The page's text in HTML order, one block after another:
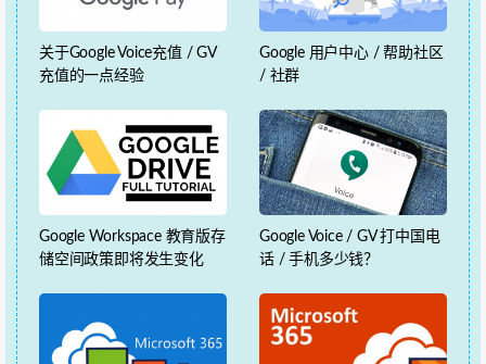
关于Google Voice充值 / GV
充值的一点经验
Google 用户中心 / 帮助社区
/ 社群
Google Workspace 教育版存
储空间政策即将发生变化
Google Voice / GV 打中国电
话 / 手机多少钱？